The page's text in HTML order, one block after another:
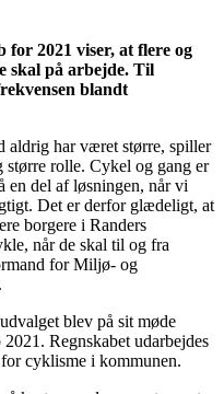
for 2021 viser, at flere og
skal på arbejde. Til
blandt
aldrig har været større, spiller
større rolle. Cykel og gang er
en del af løsningen, når vi
Det er derfor glædeligt, at
borgere i Randers
når de skal til og fra
for Miljø- og
blev på sit møde
Regnskabet udarbejdes
cyklisme i kommunen.